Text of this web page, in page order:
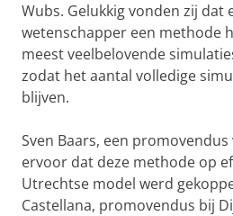
Wubs. Gelukkig vonden zij dat
wetenschapper een methode
meest veelbelovende
zodat het aantal volledige
blijven.
Sven Baars, een
ervoor dat deze methode op
Utrechtse model werd
Castellana, promovendus bij